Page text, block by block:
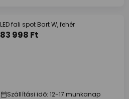
LED fali spot Bart W, fehér
83 998 Ft
Szállítási idő: 12-17 munkanap